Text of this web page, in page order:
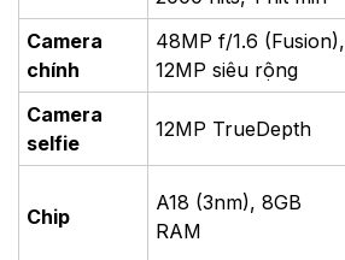
Camera
chính
48MP f/1.6 (Fusion),
12MP siêu rộng
Camera
selfie
12MP TrueDepth
Chip
A18 (3nm), 8GB
RAM